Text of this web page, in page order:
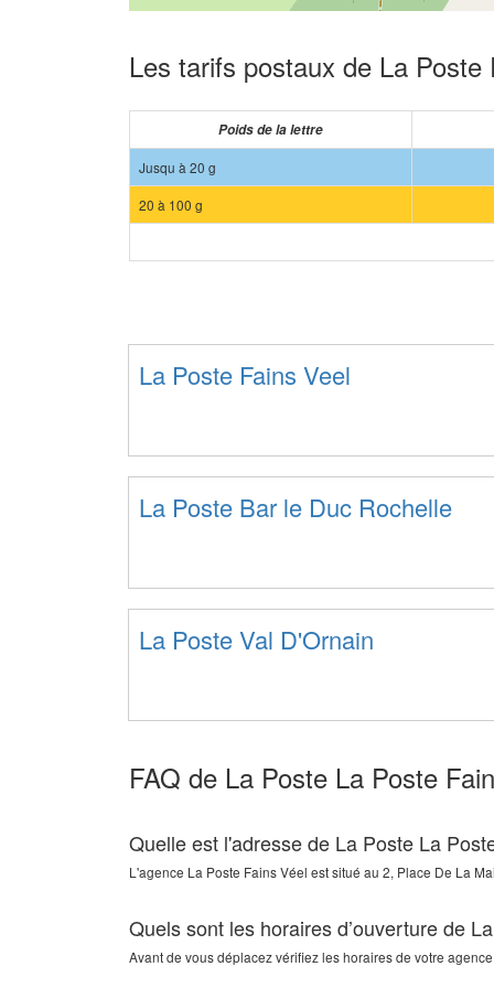
Les tarifs postaux de La Poste
Poids de la lettre
Jusqu à 20 g
20 à 100 g
La Poste Fains Veel
La Poste Bar le Duc Rochelle
La Poste Val D'Ornain
FAQ de La Poste La Poste
Quelle est l'adresse de La Poste La
L'agence La Poste Fains Véel est situé au 2, Place De La
Quels sont les horaires d’ouverture de
Avant de vous déplacez vérifiez les horaires de votre